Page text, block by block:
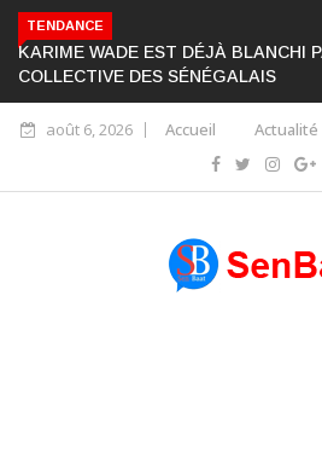
TENDANCE
KARIME WADE EST DÉJÀ BLANCHI
COLLECTIVE DES SÉNÉGALAIS
août 6, 2026 Accueil Actualité